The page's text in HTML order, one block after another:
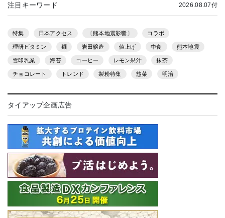
注目キーワード 2026.08.07付
特集 日本アクセス 〔熊本地震影響〕 コラボ
理研ビタミン 麺 岩田醸造 値上げ 中食 熊本地震
雪印乳業 海苔 コーヒー レモン果汁 抹茶
チョコレート トレンド 製粉特集 惣菜 明治
タイアップ企画広告